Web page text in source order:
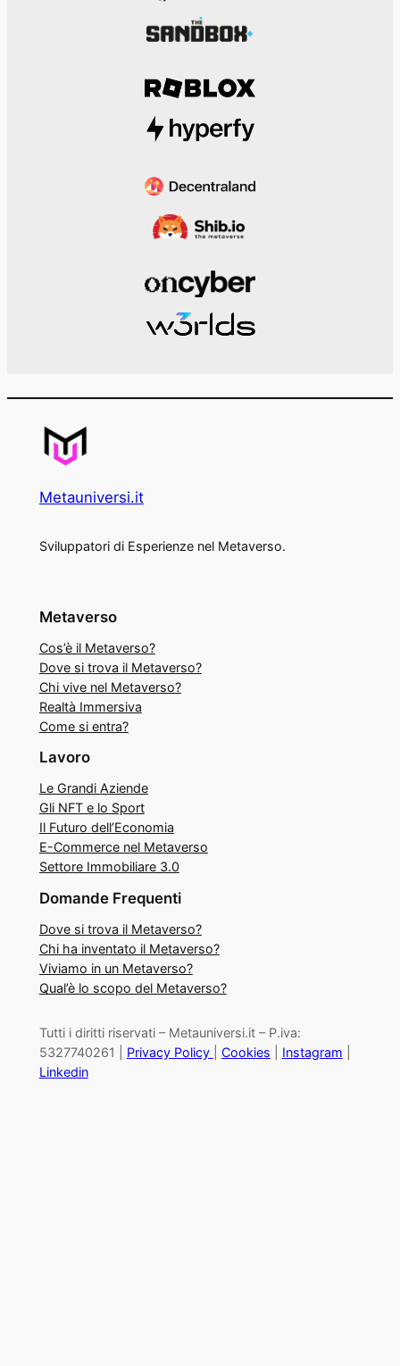
Metauniversi.it
Sviluppatori di Esperienze nel Metaverso.
Metaverso
Cos’è il Metaverso?
Dove si trova il Metaverso?
Chi vive nel Metaverso?
Realtà Immersiva
Come si entra?
Lavoro
Le Grandi Aziende
Gli NFT e lo Sport
Il Futuro dell’Economia
E-Commerce nel Metaverso
Settore Immobiliare 3.0
Domande Frequenti
Dove si trova il Metaverso?
Chi ha inventato il Metaverso?
Viviamo in un Metaverso?
Qual’è lo scopo del Metaverso?
Tutti i diritti riservati – Metauniversi.it – P.iva:
5327740261 | Privacy Policy Cookies Instagram
Linkedin